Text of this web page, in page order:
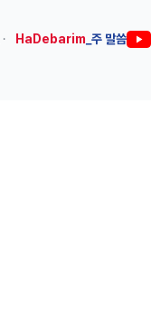
·
HaDebarim _주 말씀